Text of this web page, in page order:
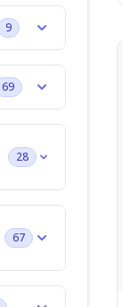
9
69
28
67